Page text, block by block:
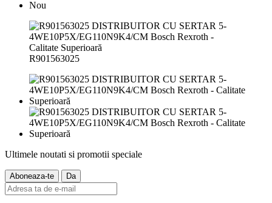
Nou
R901563025
Ultimele noutati si promotii speciale